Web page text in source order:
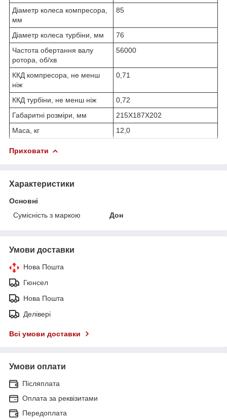
Діаметр колеса компресора,
мм
85
Діаметр колеса турбіни, мм
76
Частота обертання валу
ротора, об/хв
56000
ККД компресора, не менш
ніж
0,71
ККД турбіни, не менш ніж
0,72
Габаритні розміри, мм
215X187X202
Маса, кг
12,0
Приховати
Характеристики
Основні
Сумісність з маркою
Дон
Умови доставки
Нова Пошта
Гюнсел
Нова Пошта
Делівері
Всі умови доставки
Умови оплати
Післяплата
Оплата за реквізитами
Передоплата